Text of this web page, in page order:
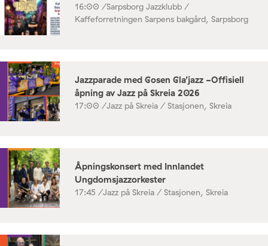
16:00 /Sarpsborg Jazzklubb /
Kaffeforretningen Sarpens bakgård, Sarpsborg
Jazzparade med Gosen Gla’jazz -Offisiell
åpning av Jazz på Skreia 2026
17:00 /Jazz på Skreia / Stasjonen, Skreia
Åpningskonsert med Innlandet
Ungdomsjazzorkester
17:45 /Jazz på Skreia / Stasjonen, Skreia